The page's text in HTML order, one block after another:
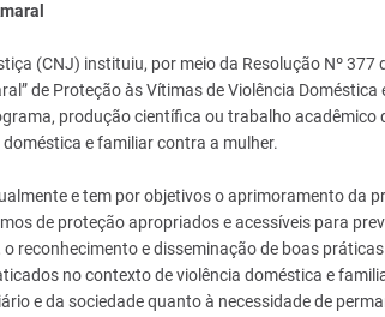
(CNJ) instituiu, por meio da Resolução Nº 377
de Proteção às Vítimas de Violência
produção científica ou trabalho acadêmico
e familiar contra a mulher.
e tem por objetivos o aprimoramento da
de proteção apropriados e acessíveis para
reconhecimento e disseminação de boas
no contexto de violência doméstica e
e da sociedade quanto à necessidade de